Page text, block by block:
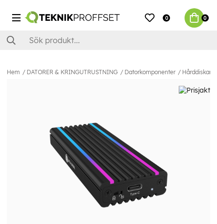
0 0
Hem DATORER & KRINGUTRUSTNING Datorkomponenter Hårddiskar